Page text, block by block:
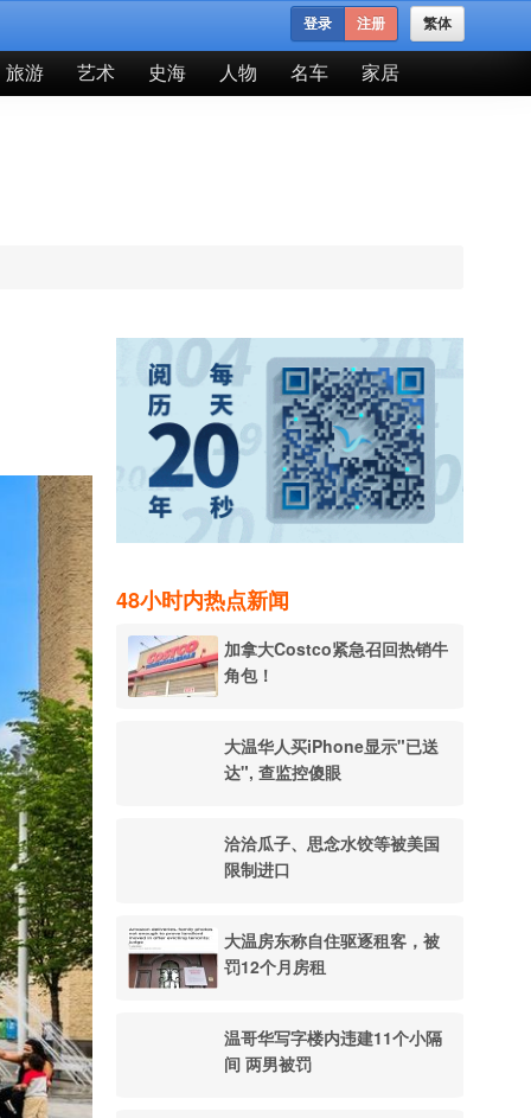
繁体
登录 注册
旅游 艺术 史海 人物 名车 家居
48小时内热点新闻
加拿大Costco紧急召回热销牛
角包！
大温华人买iPhone显示"已送
达", 查监控傻眼
洽洽瓜子、思念水饺等被美国
限制进口
大温房东称自住驱逐租客，被
罚12个月房租
温哥华写字楼内违建11个小隔
间 两男被罚